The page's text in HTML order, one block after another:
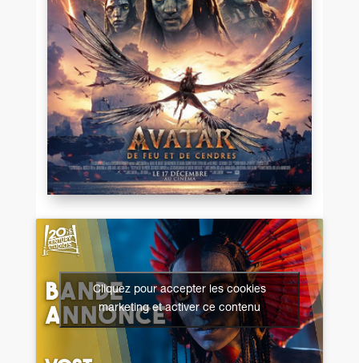
Cliquez pour accepter les cookies
marketing et activer ce contenu